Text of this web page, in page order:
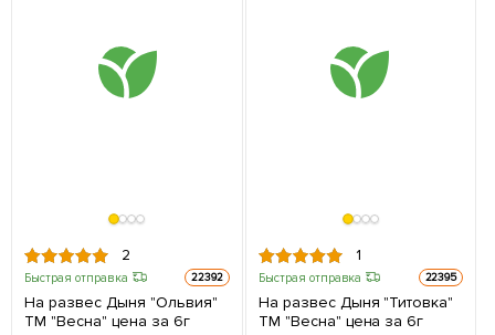
2
Быстрая отправка 22392
На развес Дыня "Ольвия"
ТМ "Весна" цена за 6г
1
Быстрая отправка 22395
На развес Дыня "Титовка"
ТМ "Весна" цена за 6г